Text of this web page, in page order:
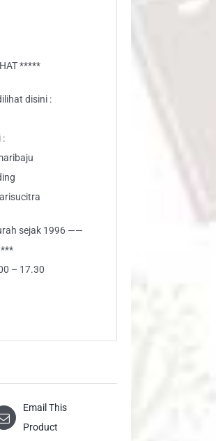
*****
disini :
:
sejak 1996 ——
***
– 17.30
Email This
Product